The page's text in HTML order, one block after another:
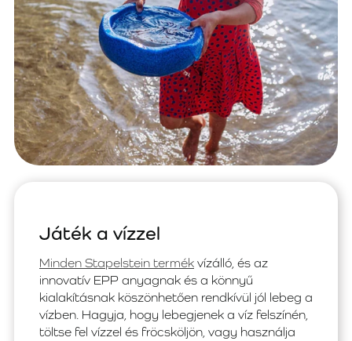
Játék a vízzel
Minden Stapelstein termék vízálló, és az
innovatív EPP anyagnak és a könnyű
kialakításnak köszönhetően rendkívül jól lebeg a
vízben. Hagyja, hogy lebegjenek a víz felszínén,
töltse fel vízzel és fröcsköljön, vagy használja